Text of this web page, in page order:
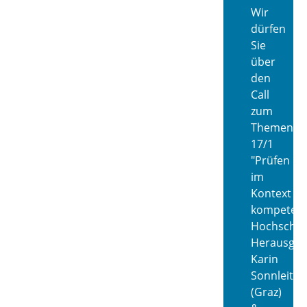
Wir
dürfen
Sie
über
den
Call
zum
17/1
"Prüfen
im
Kontext
Karin
(Graz)